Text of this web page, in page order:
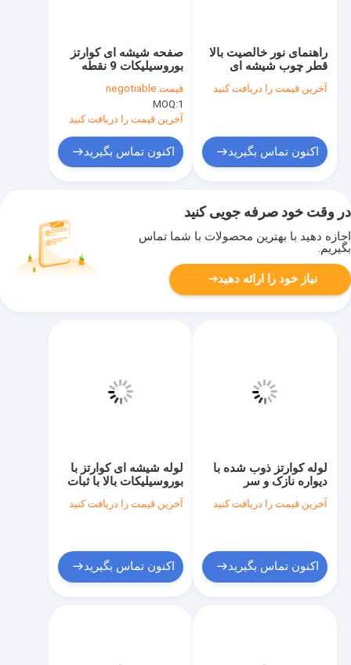
صفحه شیشه ای کوارتز
بوروسیلیکات 9 نقطه
برای تجزیه و تحلیل
واکنش شیمیایی
آزمایشگاهی
قیمت:negotiable
MOQ:1
آخرین قیمت را دریافت کنید
اکنون تماس بگیرید
راهنمای نور خالصیت بالا
قطر چوب شیشه ای
121.5mm
آخرین قیمت را دریافت کنید
اکنون تماس بگیرید
در وقت خود صرفه جویی کنید
اجازه دهید با بهترین محصولات با شما تماس
بگیریم.
نیاز خود را ارائه دهید
لوله شیشه ای کوارتز با
بوروسیلیکات بالا با ثبات
حرارتی خوب برای
آزمایشگاه صنعتی
آخرین قیمت را دریافت کنید
اکنون تماس بگیرید
لوله کوارتز ذوب شده با
دیواره نازک و سر
بوروسیلیکات، شوک
آخرین قیمت را دریافت کنید
اکنون تماس بگیرید